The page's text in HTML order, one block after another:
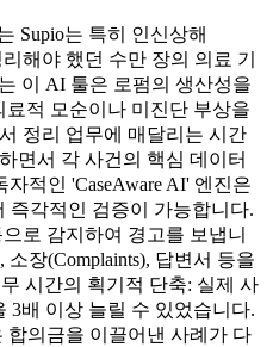
Supio는 특히 인신상해
해야 했던 수만 장의 의료 기
이 AI 툴은 로펌의 생산성을
적 모순이나 미진단 부상을
정리 업무에 매달리는 시간
면서 각 사건의 핵심 데이터
적인 'CaseAware AI' 엔진은
즉각적인 검증이 가능합니다.
로 감지하여 경고를 보냅니
장(Complaints), 답변서 등을
시간의 획기적 단축: 실제 사
3배 이상 늘릴 수 있었습니다.
합의금을 이끌어낸 사례가 다